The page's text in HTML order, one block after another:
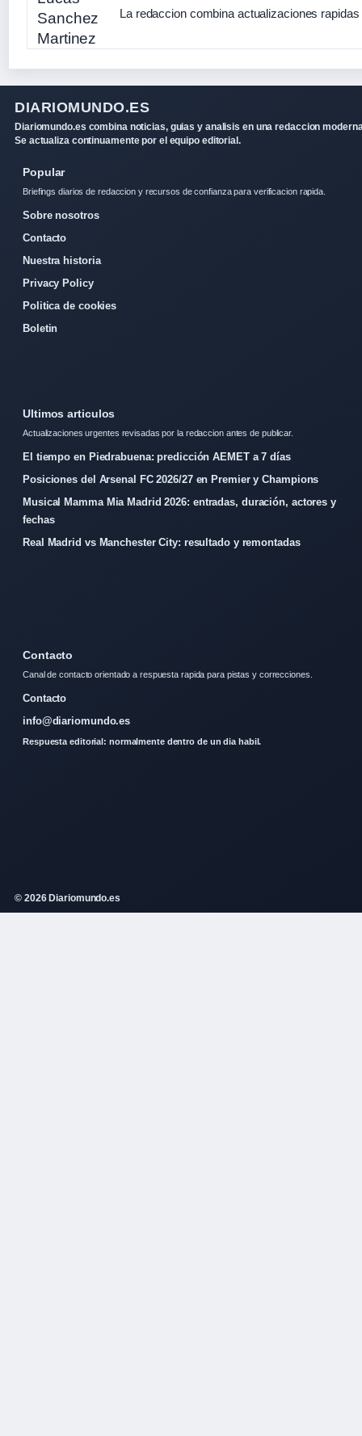
La redaccion combina actualizaciones
DIARIOMUNDO.ES
Diariomundo.es combina noticias, guias y analisis en una redaccion
Se actualiza continuamente por el equipo editorial.
Popular
Briefings diarios de redaccion y recursos de confianza para verificacion rapida.
Sobre nosotros
Contacto
Nuestra historia
Privacy Policy
Politica de cookies
Boletin
Ultimos articulos
Actualizaciones urgentes revisadas por la redaccion antes de publicar.
El tiempo en Piedrabuena: predicción AEMET a 7 días
Posiciones del Arsenal FC 2026/27 en Premier y Champions
Musical Mamma Mia Madrid 2026: entradas, duración, actores y
fechas
Real Madrid vs Manchester City: resultado y remontadas
Contacto
Canal de contacto orientado a respuesta rapida para pistas y correcciones.
Contacto
info@diariomundo.es
Respuesta editorial: normalmente dentro de un dia habil.
© 2026 Diariomundo.es